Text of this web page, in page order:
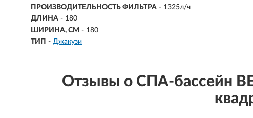
ПРОИЗВОДИТЕЛЬНОСТЬ ФИЛЬТРА - 1325л/ч
ДЛИНА - 180
ШИРИНА, СМ - 180
ТИП - Джакузи
Отзывы о СПА-бассейн